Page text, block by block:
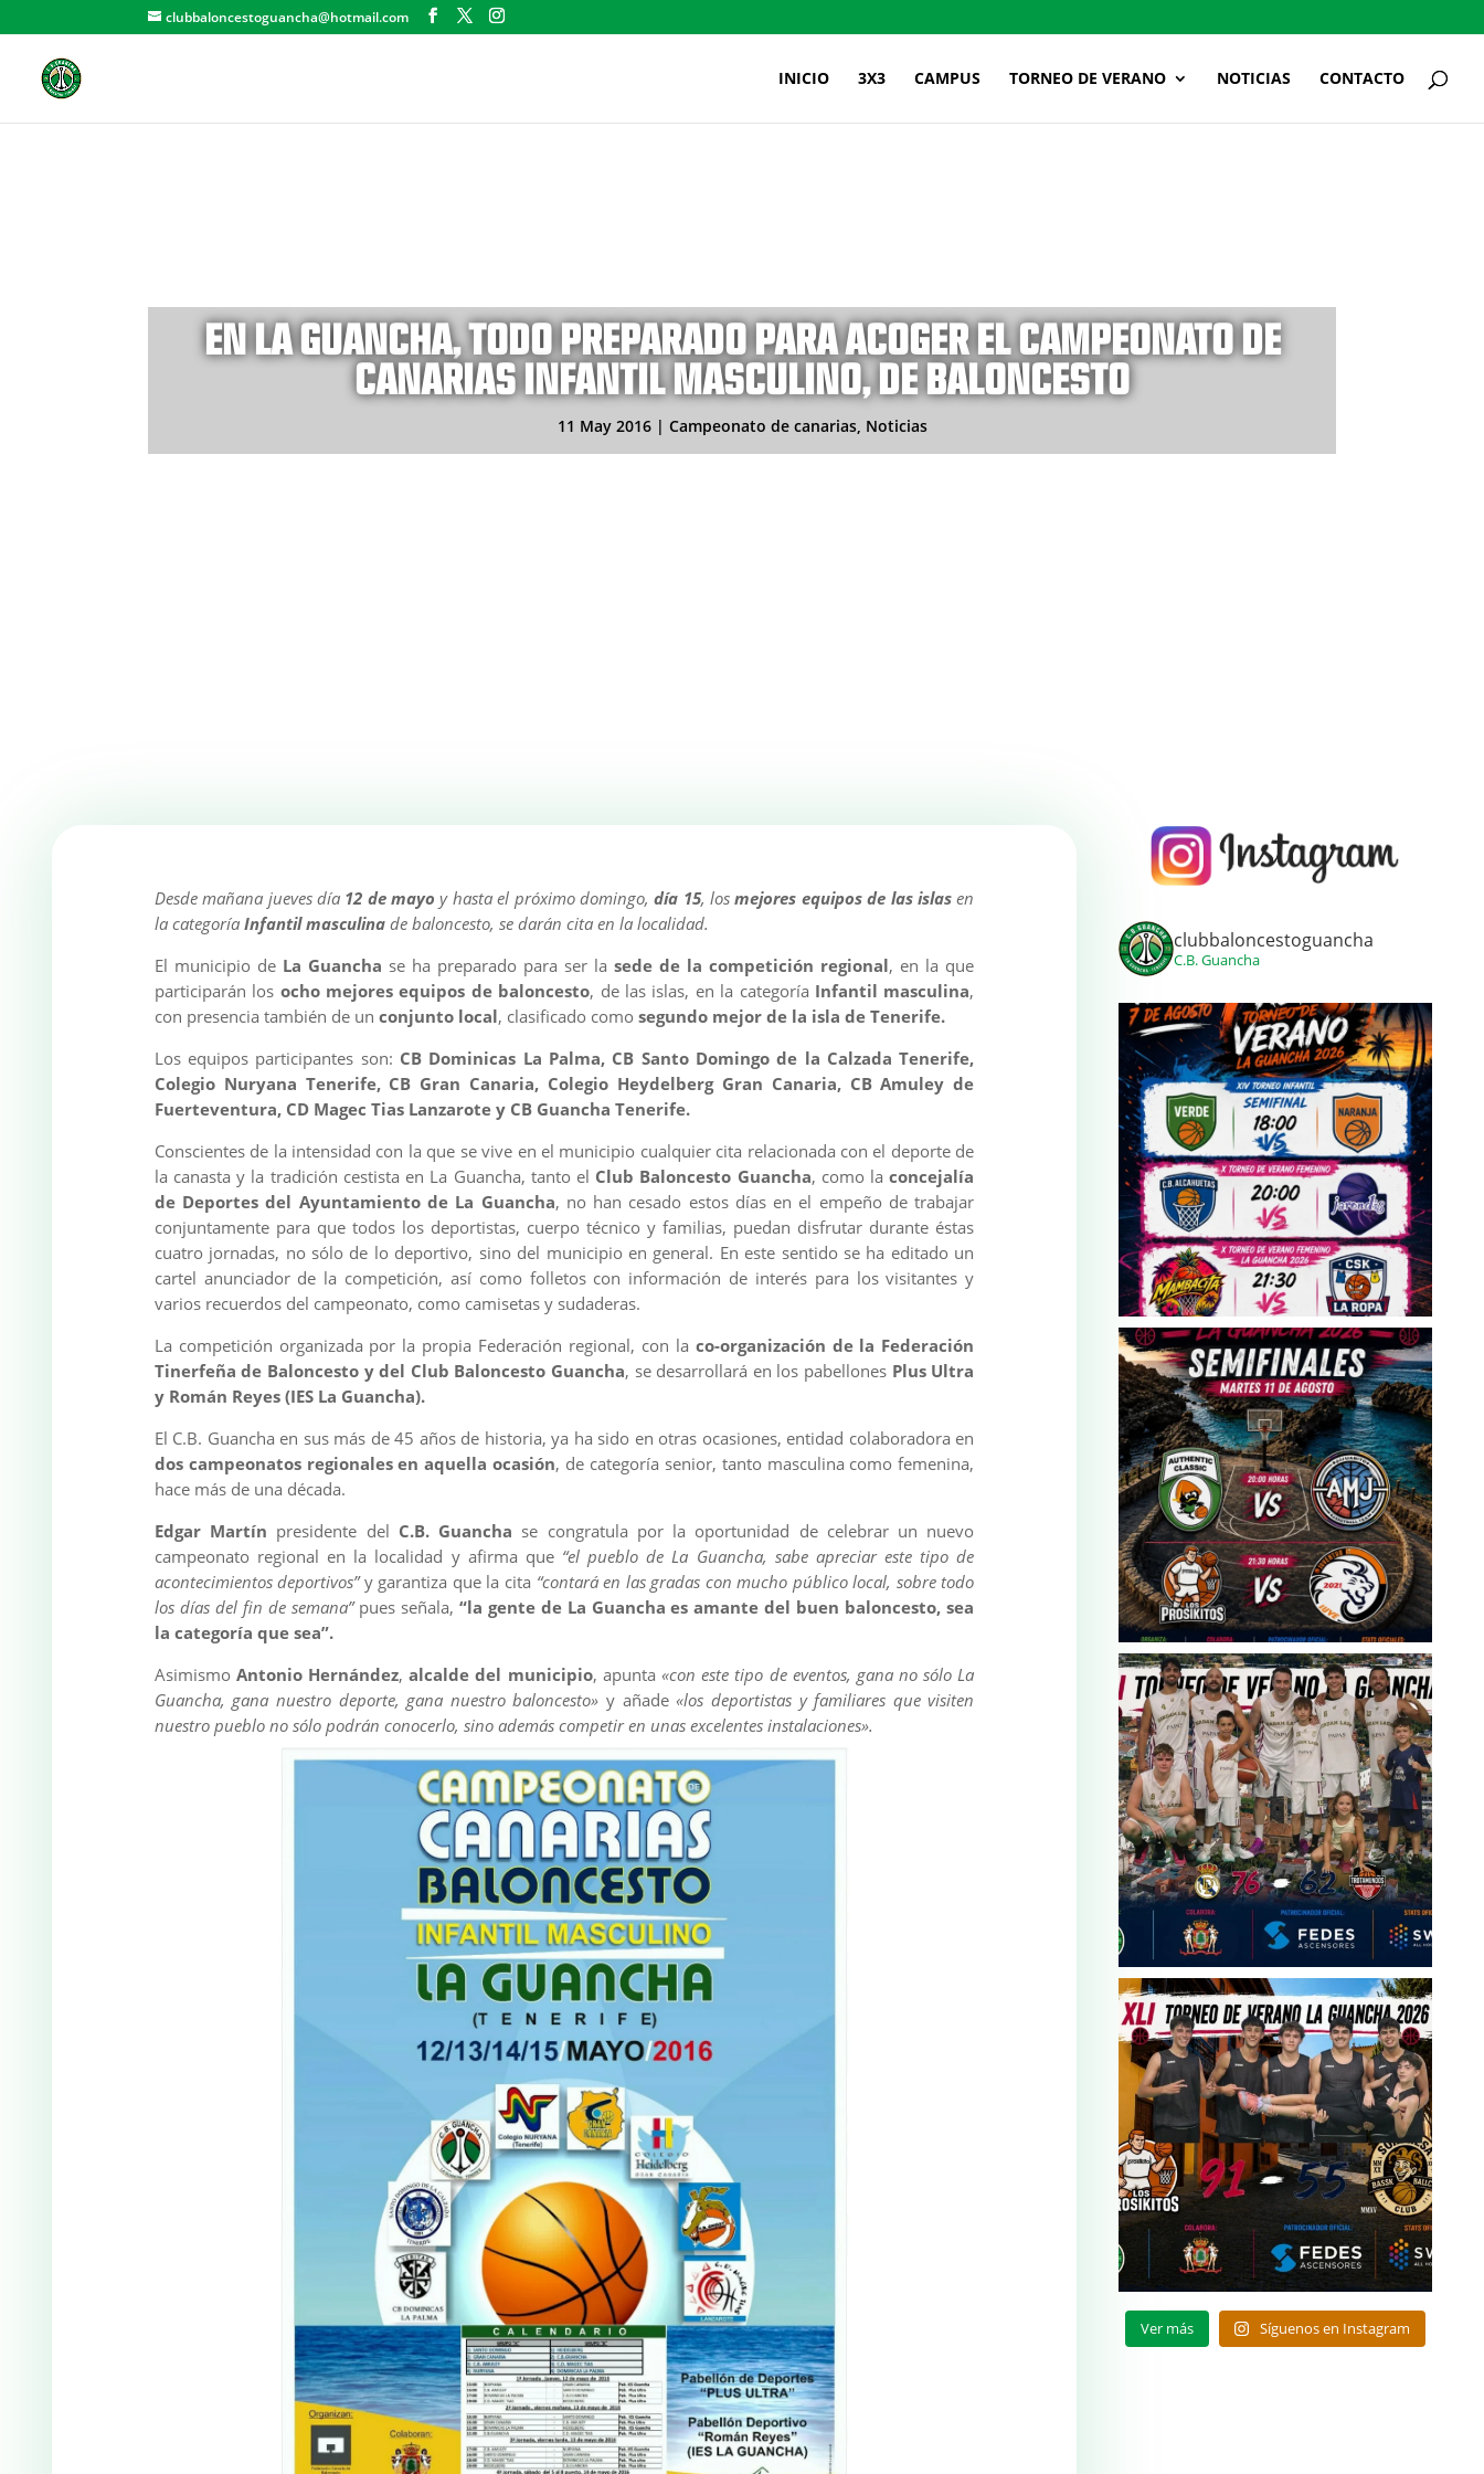
clubbaloncestoguancha@hotmail.com
INICIO 3X3 CAMPUS TORNEO DE VERANO NOTICIAS CONTACTO
EN LA GUANCHA, TODO PREPARADO PARA ACOGER EL CAMPEONATO DE
CANARIAS INFANTIL MASCULINO, DE BALONCESTO
11 May 2016| Campeonato de canarias, Noticias
Desde mañana jueves día 12 de mayo y hasta el próximo domingo,día 15, losmejores equipos de las islasen
la categoría Infantil masculinade baloncesto, se darán cita en la localidad.
El municipio de La Guancha se ha preparado para ser lasede de la competición regional, en la que
participarán los ocho mejores equipos de baloncesto, de las islas, en la categoría Infantil masculina,
con presencia también de un conjunto local, clasificado como segundo mejor de la isla de Tenerife.
Los equipos participantes son: CB Dominicas La Palma, CB Santo Domingo de la Calzada Tenerife,
Colegio Nuryana Tenerife, CB Gran Canaria, Colegio Heydelberg Gran Canaria, CB Amuley de
Fuerteventura, CD Magec Tias Lanzarote y CB Guancha Tenerife.
Conscientes de la intensidad con la que se vive en el municipio cualquier cita relacionada con el deporte de
la canasta y la tradición cestista en La Guancha, tanto el Club Baloncesto Guancha, como laconcejalía
de Deportes del Ayuntamiento de La Guancha, no han cesado estos días en el empeño de trabajar
conjuntamente para que todos los deportistas, cuerpo técnico y familias, puedan disfrutar durante éstas
cuatro jornadas, no sólo de lo deportivo, sino del municipio en general. En este sentido se ha editado un
cartel anunciador de la competición, así como folletos con información de interés para los visitantes y
varios recuerdos del campeonato, como camisetas y sudaderas.
La competición organizada por la propia Federación regional, con la co-organización de la Federación
Tinerfeña de Baloncesto y del Club Baloncesto Guancha, se desarrollará en los pabellones Plus Ultra
y Román Reyes (IES La Guancha).
El C.B. Guancha en sus más de 45 años de historia, ya ha sido en otras ocasiones, entidad colaboradora en
dos campeonatos regionales en aquella ocasión, de categoría senior, tanto masculina como femenina,
hace más de una década.
Edgar Martín presidente del C.B. Guancha se congratula por la oportunidad de celebrar un nuevo
campeonato regional en la localidad y afirma que “el pueblo de La Guancha, sabe apreciar este tipo de
acontecimientos deportivos”y garantiza que la cita “contará en las gradas con mucho público local, sobre todo
los días del fin de semana”pues señala, “la gente de La Guancha es amante del buen baloncesto, sea
la categoría que sea”.
Asimismo Antonio Hernández,alcalde del municipio, apunta«con este tipo de eventos, gana no sólo La
Guancha, gana nuestro deporte, gana nuestro baloncesto» y añade«los deportistas y familiares que visiten
nuestro pueblo no sólo podrán conocerlo, sino además competir en unas excelentes instalaciones».
clubbaloncestoguancha
C.B. Guancha
Ver más Síguenos en Instagram